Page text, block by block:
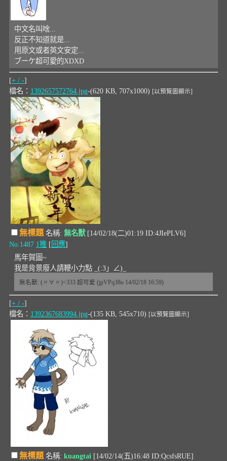
中文名叫啥...
反正不知道就是...
用原文或者英文安定...
ブーケ超可愛的XDXD
[+ / -]
檔名： 1392657572764.jpg-(620 KB, 707x1000) [以預覽圖顯示]
無標題 名稱: 無名獸[14/02/18(二)01:19 ID:4JIePLV6]
No.1487 1推 [ 回應]
馬年賀圖~
我是背景廢人請鞭小力點 _(:3」∠)_
無名獸: (〃∀〃)<333 超可愛 (jpVPq38o 14/02/18 16:59)
[+ / -]
檔名： 1392367683994.jpg-(135 KB, 545x710) [以預覽圖顯示]
無標題 名稱: kuangtai [14/02/14(五)16:48 ID:QcsfsRUE]